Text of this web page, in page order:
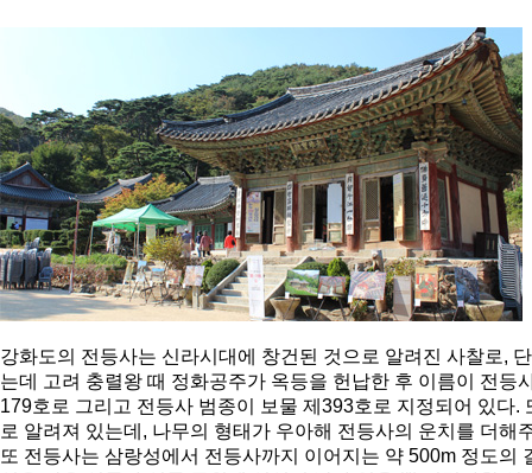
강화도의 전등사는 신라시대에 창건된 것으로 알려진 사찰로,
는데 고려 충렬왕 때 정화공주가 옥등을 헌납한 후 이름이 전
179호로 그리고 전등사 범종이 보물 제393호로 지정되어 있다
로 알려져 있는데, 나무의 형태가 우아해 전등사의 운치를 더해
또 전등사는 삼랑성에서 전등사까지 이어지는 약 500m 정도